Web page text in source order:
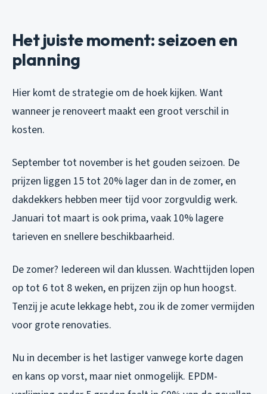
Het juiste moment: seizoen en
planning
Hier komt de strategie om de hoek kijken. Want
wanneer je renoveert maakt een groot verschil in
kosten.
September tot november is het gouden seizoen. De
prijzen liggen 15 tot 20% lager dan in de zomer, en
dakdekkers hebben meer tijd voor zorgvuldig werk.
Januari tot maart is ook prima, vaak 10% lagere
tarieven en snellere beschikbaarheid.
De zomer? Iedereen wil dan klussen. Wachttijden lopen
op tot 6 tot 8 weken, en prijzen zijn op hun hoogst.
Tenzij je acute lekkage hebt, zou ik de zomer vermijden
voor grote renovaties.
Nu in december is het lastiger vanwege korte dagen
en kans op vorst, maar niet onmogelijk. EPDM-